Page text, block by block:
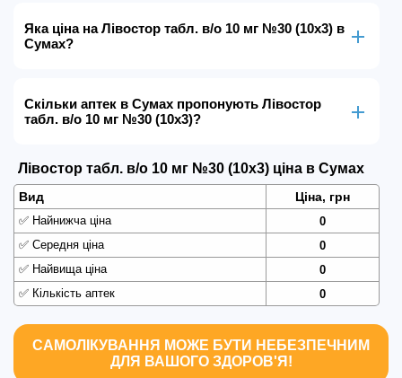
Яка ціна на Лівостор табл. в/о 10 мг №30 (10х3) в
Сумах?
Скільки аптек в Сумах пропонують Лівостор
табл. в/о 10 мг №30 (10х3)?
Лівостор табл. в/о 10 мг №30 (10х3) ціна в Сумах
Вид Ціна, грн
✅ Найнижча ціна
0
✅ Середня ціна
0
✅ Найвища ціна
0
✅ Кількість аптек 0
САМОЛІКУВАННЯ МОЖЕ БУТИ НЕБЕЗПЕЧНИМ
ДЛЯ ВАШОГО ЗДОРОВ'Я!